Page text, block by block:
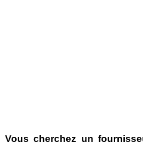
Vous cherchez un